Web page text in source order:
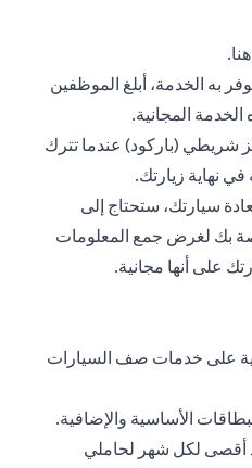
هناopens in a new tab.
به الخدمة، أبلغ الموظفين
المجانية.
شريطي (باركود) عندما تترك
نهاية زيارتك.
سيارتك، ستحتاج إلى
بك لغرض جمع المعلومات
على أنها مجانية.
على خدمات صف السيارات
الأساسية والإضافية.
أقصى لكل شهر لحاملي